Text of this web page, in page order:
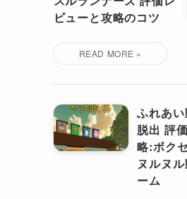
ビューと攻略のコツ
ふれあ
脱出 評
略:ボク
ヌルヌ
ーム